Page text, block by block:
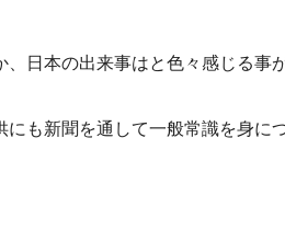
本の出来事はと色々感じる事
も新聞を通して一般常識を身に